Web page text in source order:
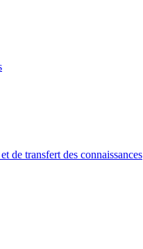
de transfert des connaissances